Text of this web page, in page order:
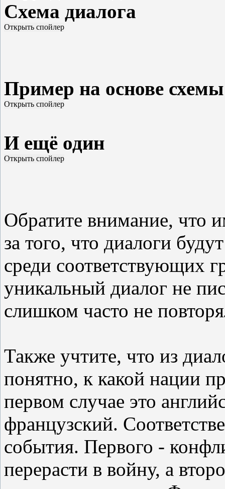
Схема диалога
Пример на основе схемы
И ещё один
Обратите внимание, что
за того, что диалоги
среди соответствующих
уникальный диалог не
слишком часто не
Также учтите, что из
понятно, к какой нации
первом случае это
французский.
события. Первого -
перерасти в войну, а